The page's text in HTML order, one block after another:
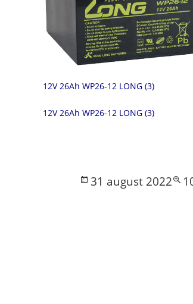
12V 26Ah WP26-12 LONG (3)
12V 26Ah WP26-12 LONG (3)
Posted
31 august 2022